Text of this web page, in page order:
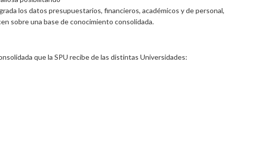
los datos presupuestarios, financieros, académicos y de personal,
sobre una base de conocimiento consolidada.
que la SPU recibe de las distintas Universidades: